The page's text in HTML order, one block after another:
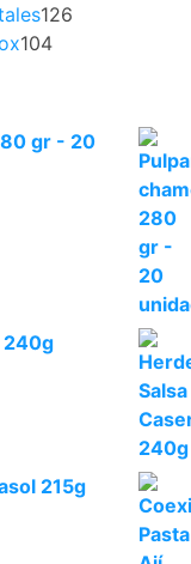
126
104
gr - 20
240g
215g